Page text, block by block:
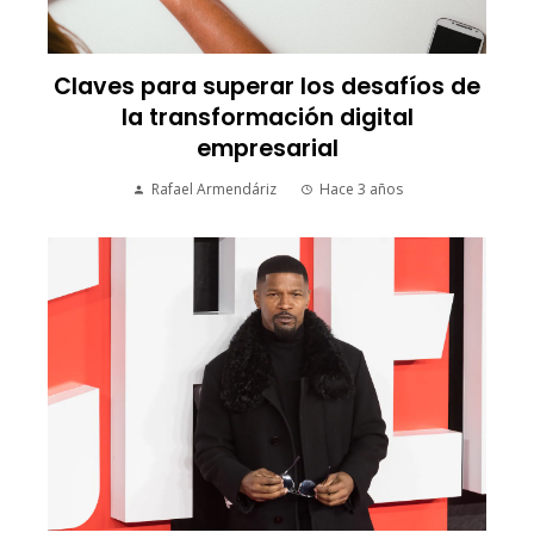
Claves para superar los desafíos de
la transformación digital
empresarial
Rafael Armendáriz Hace 3 años